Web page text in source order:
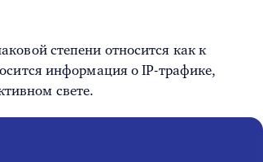
степени относится как к
информация о IP-трафике,
свете.